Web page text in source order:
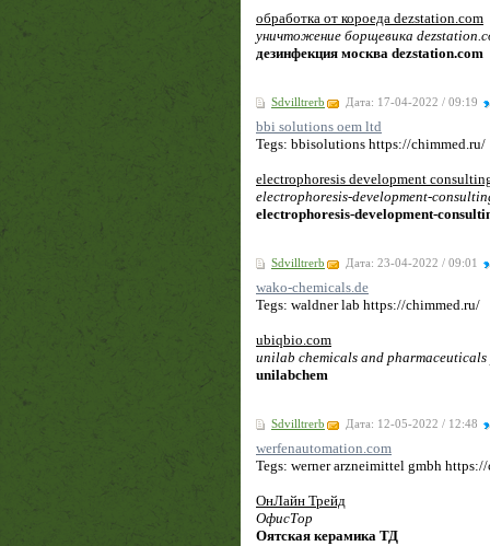
обработка от короеда dezstation.com
уничтожение борщевика
дезинфекция москва dezstation.com
Sdvilltrerb Дата: 17-04-2022 / 09:19
bbi solutions oem ltd
Tegs: bbisolutions https://chimmed.ru/
electrophoresis development
electrophoresis-development-
electrophoresis-development-
Sdvilltrerb Дата: 23-04-2022 / 09:01
wako-chemicals.de
Tegs: waldner lab https://chimmed.ru/
ubiqbio.com
unilab chemicals and
unilabchem
Sdvilltrerb Дата: 12-05-2022 / 12:48
werfenautomation.com
Tegs: werner arzneimittel gmbh
ОнЛайн Трейд
ОфисТор
Оятская керамика ТД